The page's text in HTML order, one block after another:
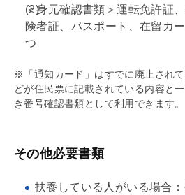
＜身元確認書類＞運転免許証
険者証、パスポート、在留カ
つ
※「通知カード」はすでに廃止され
どが住民票に記載されている内容と
き番号確認書類として利用できます。
その他必要書類
扶養している人がいる場合